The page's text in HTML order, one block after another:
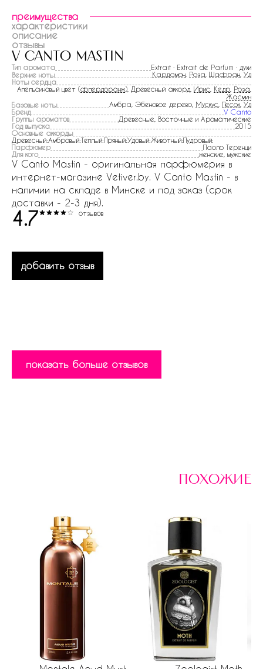
преимущества
характеристики
описание
отзывы
v canto mastin
Тип аромата
Extrait · Extrait de Parfum · духи
Верхние ноты
Кардамон Роза Шафран Уд
Ноты сердца
Апельсиновый цвет (флердоранж), Древесный аккорд, Ирис Кедр Роза
Жасмин
Базовые ноты
Амбра, Эбеновое дерево, Мускус Песок Уд
Бренд
V Canto
Группы ароматов
Древесные, Восточные и Ароматические
Год выпуска
2015
Основные аккорды
Древесный:Амбровый:Теплый:Пряный:Удовый:Животный:Пудровый:
Парфюмер
Паоло Теренци
Для кого
женские, мужские
V Canto Mastin - оригинальная парфюмерия в
интернет-магазине Vetiver.by. V Canto Mastin - в
наличии на складе в Минске и под заказ (срок
доставки - 2-3 дня).
4.7 отзывов
добавить отзыв
показать больше отзывов
похожие